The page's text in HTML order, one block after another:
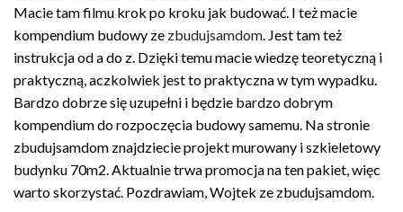
Macie tam filmu krok po kroku jak budować. I też macie
kompendium budowy ze zbudujsamdom. Jest tam też
instrukcja od a do z. Dzięki temu macie wiedzę teoretyczną i
praktyczną, aczkolwiek jest to praktyczna w tym wypadku.
Bardzo dobrze się uzupełni i będzie bardzo dobrym
kompendium do rozpoczęcia budowy samemu. Na stronie
zbudujsamdom znajdziecie projekt murowany i szkieletowy
budynku 70m2. Aktualnie trwa promocja na ten pakiet, więc
warto skorzystać. Pozdrawiam, Wojtek ze zbudujsamdom.